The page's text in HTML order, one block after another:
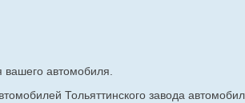
автомобиля.
Тольяттинского завода